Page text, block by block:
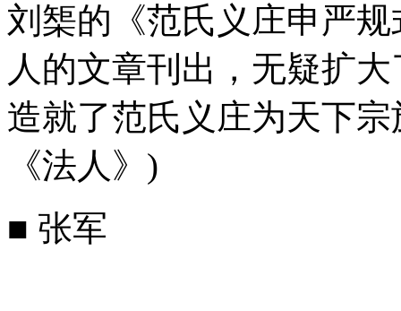
刘榘的《范氏义庄申严
人的文章刊出，无疑扩
造就了范氏义庄为天下
《法人》)
■ 张军